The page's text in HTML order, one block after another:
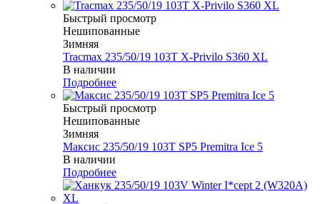
Быстрый просмотр
Нешипованные
Зимняя
Tracmax 235/50/19 103T X-Privilo S360 XL
В наличии
Подробнее
Быстрый просмотр
Нешипованные
Зимняя
Максис 235/50/19 103T SP5 Premitra Ice 5
В наличии
Подробнее